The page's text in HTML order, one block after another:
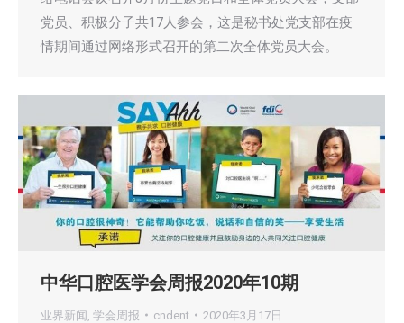
党员、积极分子共17人参会，这是秘书处党支部在疫
情期间通过网络形式召开的第二次全体党员大会。
中华口腔医学会周报2020年10期
业界新闻 学会周报 cndent 2020年3月17日